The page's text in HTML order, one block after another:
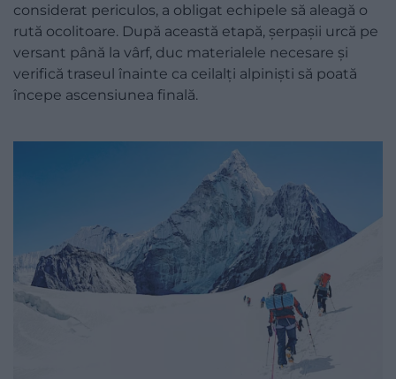
considerat periculos, a obligat echipele să aleagă o
rută ocolitoare. După această etapă, șerpașii urcă pe
versant până la vârf, duc materialele necesare și
verifică traseul înainte ca ceilalți alpiniști să poată
începe ascensiunea finală.